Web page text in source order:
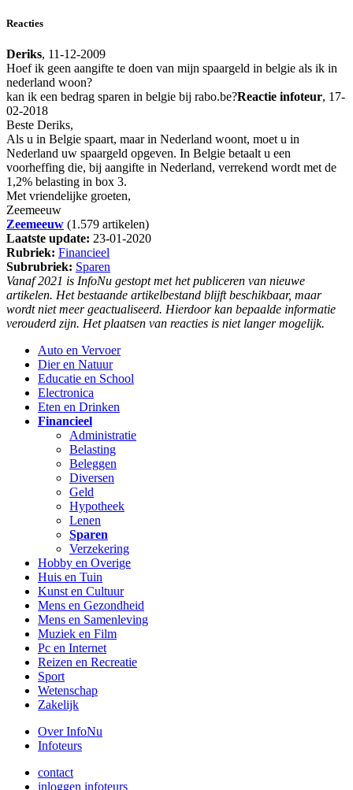
Reacties
Deriks, 11-12-2009
Hoef ik geen aangifte te doen van mijn spaargeld in belgie als ik in
nederland woon?
kan ik een bedrag sparen in belgie bij rabo.be?Reactie infoteur, 17-
02-2018
Beste Deriks,
Als u in Belgie spaart, maar in Nederland woont, moet u in
Nederland uw spaargeld opgeven. In Belgie betaalt u een
voorheffing die, bij aangifte in Nederland, verrekend wordt met de
1,2% belasting in box 3.
Met vriendelijke groeten,
Zeemeeuw
Zeemeeuw (1.579 artikelen)
Laatste update: 23-01-2020
Rubriek: Financieel
Subrubriek: Sparen
Vanaf 2021 is InfoNu gestopt met het publiceren van nieuwe
artikelen. Het bestaande artikelbestand blijft beschikbaar, maar
wordt niet meer geactualiseerd. Hierdoor kan bepaalde informatie
verouderd zijn. Het plaatsen van reacties is niet langer mogelijk.
Auto en Vervoer
Dier en Natuur
Educatie en School
Electronica
Eten en Drinken
Financieel
Administratie
Belasting
Beleggen
Diversen
Geld
Hypotheek
Lenen
Sparen
Verzekering
Hobby en Overige
Huis en Tuin
Kunst en Cultuur
Mens en Gezondheid
Mens en Samenleving
Muziek en Film
Pc en Internet
Reizen en Recreatie
Sport
Wetenschap
Zakelijk
Over InfoNu
Infoteurs
contact
inloggen infoteurs